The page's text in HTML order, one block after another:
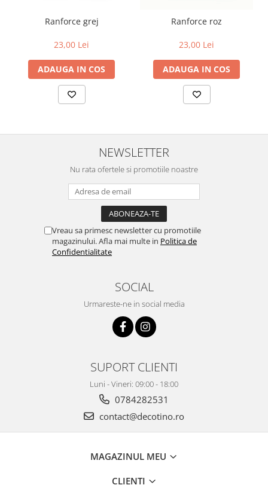
Ranforce grej
23,00 Lei
ADAUGA IN COS
Ranforce roz
23,00 Lei
ADAUGA IN COS
NEWSLETTER
Nu rata ofertele si promotiile noastre
Vreau sa primesc newsletter cu promotiile
magazinului. Afla mai multe in Politica de
Confidentialitate
SOCIAL
Urmareste-ne in social media
SUPORT CLIENTI
Luni - Vineri: 09:00 - 18:00
0784282531
contact@decotino.ro
MAGAZINUL MEU
CLIENTI